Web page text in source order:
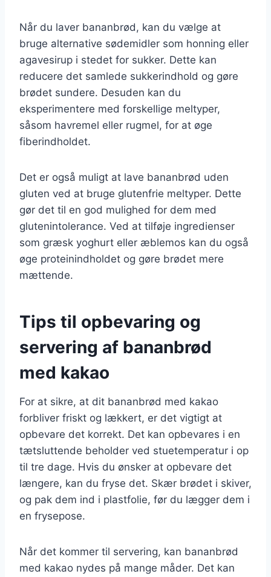
Når du laver bananbrød, kan du vælge at
bruge alternative sødemidler som honning eller
agavesirup i stedet for sukker. Dette kan
reducere det samlede sukkerindhold og gøre
brødet sundere. Desuden kan du
eksperimentere med forskellige meltyper,
såsom havremel eller rugmel, for at øge
fiberindholdet.
Det er også muligt at lave bananbrød uden
gluten ved at bruge glutenfrie meltyper. Dette
gør det til en god mulighed for dem med
glutenintolerance. Ved at tilføje ingredienser
som græsk yoghurt eller æblemos kan du også
øge proteinindholdet og gøre brødet mere
mættende.
Tips til opbevaring og
servering af bananbrød
med kakao
For at sikre, at dit bananbrød med kakao
forbliver friskt og lækkert, er det vigtigt at
opbevare det korrekt. Det kan opbevares i en
tætsluttende beholder ved stuetemperatur i op
til tre dage. Hvis du ønsker at opbevare det
længere, kan du fryse det. Skær brødet i skiver,
og pak dem ind i plastfolie, før du lægger dem i
en frysepose.
Når det kommer til servering, kan bananbrød
med kakao nydes på mange måder. Det kan